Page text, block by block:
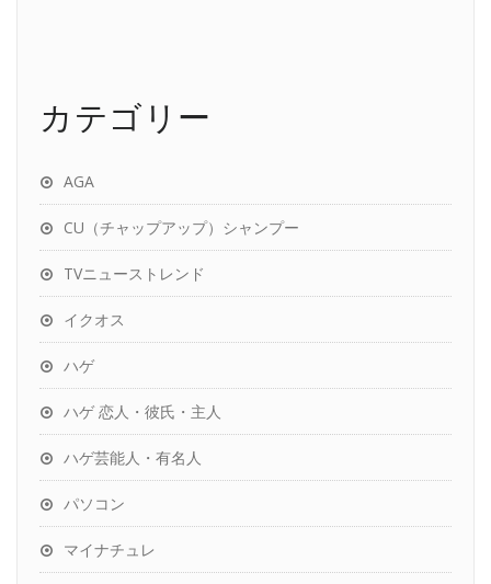
カテゴリー
AGA
CU（チャップアップ）シャンプー
TVニューストレンド
イクオス
ハゲ
ハゲ 恋人・彼氏・主人
ハゲ芸能人・有名人
パソコン
マイナチュレ